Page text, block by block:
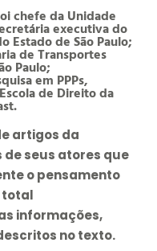
chefe da Unidade
executiva do
Estado de São Paulo;
de Transportes
Paulo;
em PPPs,
de Direito da
artigos da
de seus atores que
o pensamento
total
informações,
no texto.